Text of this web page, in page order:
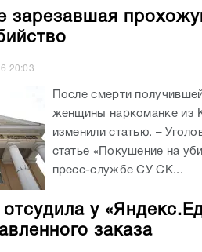
зарезавшая
20:03
После смерти
женщины наркоманке из
изменили статью. –
статье «Покушение на
пресс-службе СУ СК...
отсудила у
заказа